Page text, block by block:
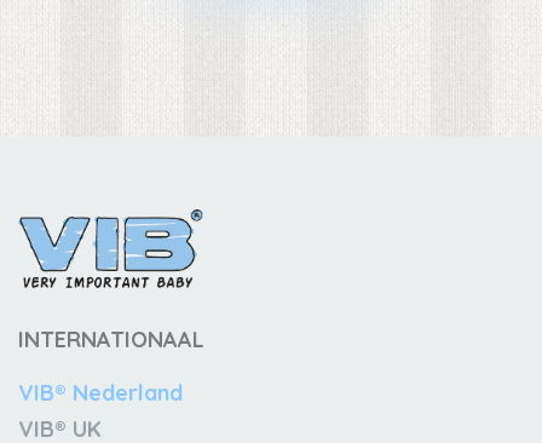
INTERNATIONAAL
VIB® Nederland
VIB® UK